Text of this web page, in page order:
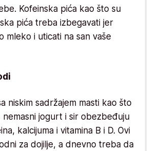
Kofeinska pića kao što su
pića treba izbegavati jer
mleko i uticati na san vaše
niskim sadržajem masti kao što
nemasni jogurt i sir obezbeđuju
kalcijuma i vitamina B i D. Ovi
za dojilje, a dnevno treba da